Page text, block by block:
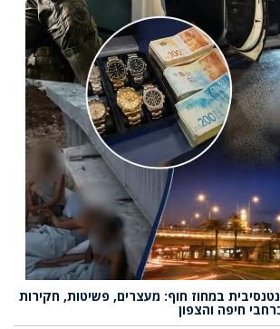
במחוז חוף: מעצרים, פשיטות, חקירות
חיפה והצפון